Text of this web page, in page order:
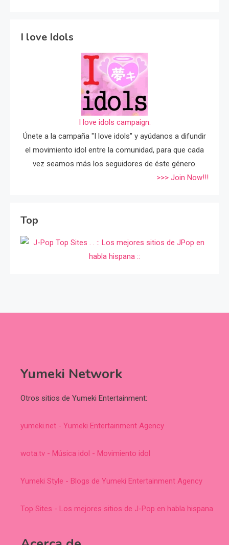
I love Idols
I love idols campaign.
Únete a la campaña "I love idols" y ayúdanos a difundir
el movimiento idol entre la comunidad, para que cada
vez seamos más los seguidores de éste género.
>>> Join Now!!!
Top
Yumeki Network
Otros sitios de Yumeki Entertainment:
yumeki.net - Yumeki Entertainment Agency
wota.tv - Música idol - Movimiento idol
Yumeki Style - Blogs de Yumeki Entertainment Agency
Top Sites - Los mejores sitios de J-Pop en habla hispana